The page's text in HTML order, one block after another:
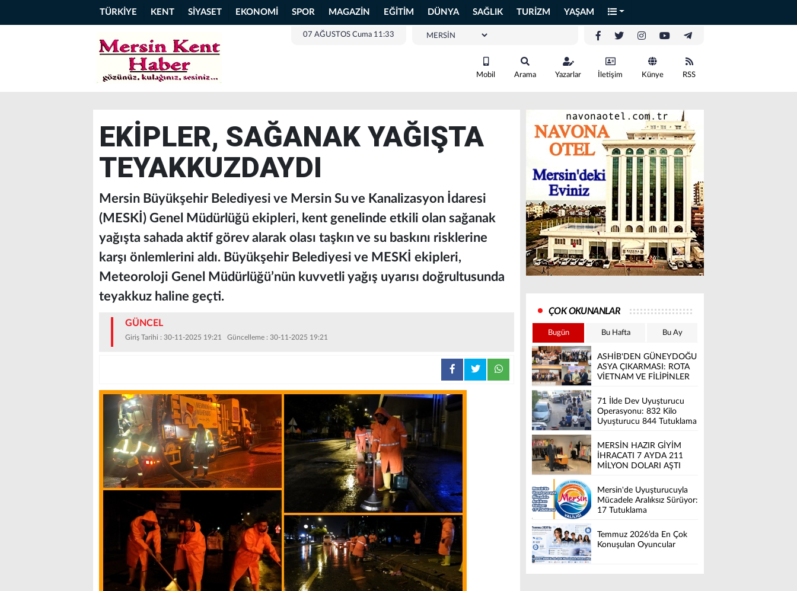
TÜRKİYE KENT SİYASET EKONOMİ SPOR MAGAZİN EĞİTİM DÜNYA SAĞLIK TURİZM YAŞAM
07 AĞUSTOS Cuma 11:33
Mobil Arama Yazarlar İletişim Künye RSS
EKİPLER, SAĞANAK YAĞIŞTA
TEYAKKUZDAYDI
Mersin Büyükşehir Belediyesi ve Mersin Su ve Kanalizasyon İdaresi
(MESKİ) Genel Müdürlüğü ekipleri, kent genelinde etkili olan sağanak
yağışta sahada aktif görev alarak olası taşkın ve su baskını risklerine
karşı önlemlerini aldı. Büyükşehir Belediyesi ve MESKİ ekipleri,
Meteoroloji Genel Müdürlüğü’nün kuvvetli yağış uyarısı doğrultusunda
teyakkuz haline geçti.
GÜNCEL
Giriş Tarihi : 30-11-2025 19:21 Güncelleme : 30-11-2025 19:21
ÇOK OKUNANLAR
Bugün Bu Hafta Bu Ay
ASHİB'DEN GÜNEYDOĞU
ASYA ÇIKARMASI: ROTA
VİETNAM VE FİLİPİNLER
71 İlde Dev Uyuşturucu
Operasyonu: 832 Kilo
Uyuşturucu 844 Tutuklama
MERSİN HAZIR GİYİM
İHRACATI 7 AYDA 211
MİLYON DOLARI AŞTI
Mersin'de Uyuşturucuyla
Mücadele Aralıksız Sürüyor:
17 Tutuklama
Temmuz 2026’da En Çok
Konuşulan Oyuncular